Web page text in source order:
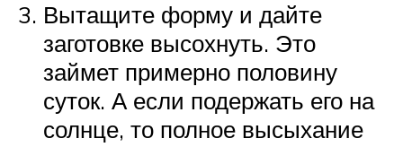
Вытащите форму и дайте
заготовке высохнуть. Это
займет примерно половину
суток. А если подержать его на
солнце, то полное высыхание